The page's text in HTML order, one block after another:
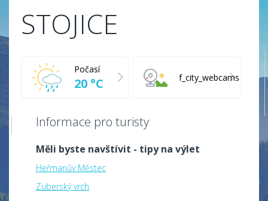
STOJICE
Počasí
20 °C f_city_webcams
Informace pro turisty
Měli byste navštívit - tipy na výlet
Heřmanův Městec
Zuberský vrch